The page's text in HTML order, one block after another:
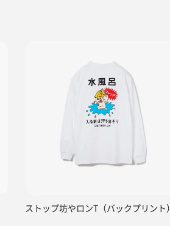
ストップ坊やロンT（バックプリント）